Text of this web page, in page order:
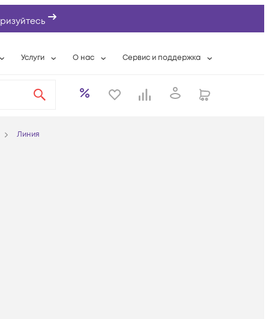
Услуги
Системная интеграция
О нас
Контактная информация
Сервис и поддержка
Контакты сервисных центров
Линия